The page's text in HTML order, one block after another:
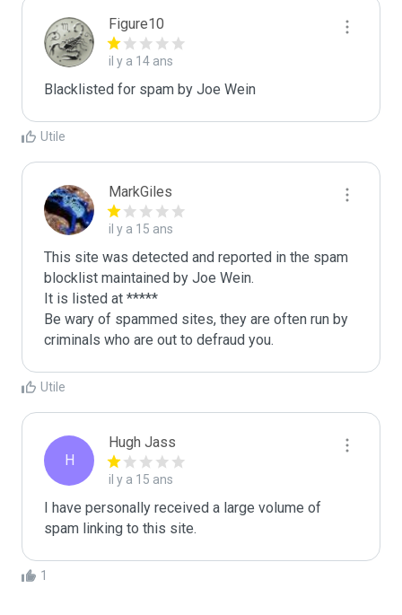
Figure10
il y a 14 ans
Blacklisted for spam by Joe Wein
Utile
MarkGiles
il y a 15 ans
This site was detected and reported in the spam
blocklist maintained by Joe Wein.
It is listed at *****
Be wary of spammed sites, they are often run by
criminals who are out to defraud you.
Utile
H
Hugh Jass
il y a 15 ans
I have personally received a large volume of
spam linking to this site.
1